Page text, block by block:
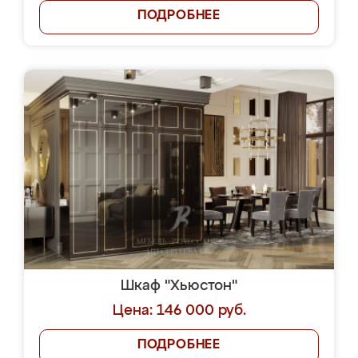
ПОДРОБНЕЕ
Шкаф "Хьюстон"
Цена: 146 000 руб.
ПОДРОБНЕЕ